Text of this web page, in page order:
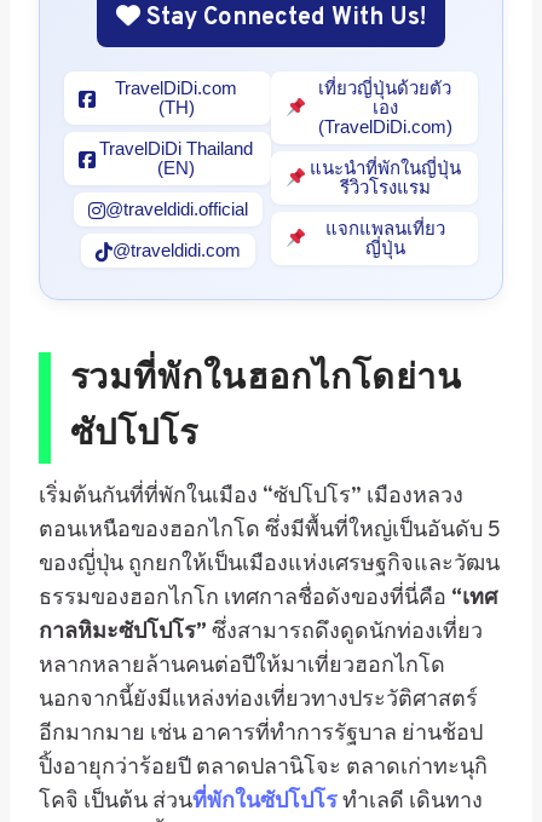
Stay Connected With Us!
TravelDiDi.com
(TH)
TravelDiDi Thailand
(EN)
@traveldidi.official
@traveldidi.com
เที่ยวญี่ปุ่นด้วยตัว
เอง
(TravelDiDi.com)
แนะนำที่พักในญี่ปุ่น
รีวิวโรงแรม
แจกแพลนเที่ยว
ญี่ปุ่น
รวมที่พักในฮอกไกโดย่าน
ซัปโปโร
เริ่มต้นกันที่ที่พักในเมือง “ซัปโปโร” เมืองหลวง
ตอนเหนือของฮอกไกโด ซึ่งมีพื้นที่ใหญ่เป็นอันดับ 5
ของญี่ปุ่น ถูกยกให้เป็นเมืองแห่งเศรษฐกิจและวัฒน
ธรรมของฮอกไกโก เทศกาลชื่อดังของที่นี่คือ “เทศ
กาลหิมะซัปโปโร” ซึ่งสามารถดึงดูดนักท่องเที่ยว
หลากหลายล้านคนต่อปีให้มาเที่ยวฮอกไกโด
นอกจากนี้ยังมีแหล่งท่องเที่ยวทางประวัติศาสตร์
อีกมากมาย เช่น อาคารที่ทำการรัฐบาล ย่านช้อป
ปิ้งอายุกว่าร้อยปี ตลาดปลานิโจะ ตลาดเก่าทะนุกิ
โคจิ เป็นต้น ส่วนที่พักในซัปโปโรทำเลดี เดินทาง